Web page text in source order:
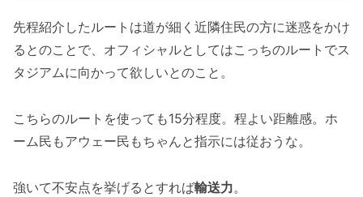
先程紹介したルートは道が細く近隣住民の方に迷惑をかけ
るとのことで、オフィシャルとしてはこっちのルートでス
タジアムに向かって欲しいとのこと。
こちらのルートを使っても15分程度。程よい距離感。ホ
ーム民もアウェー民もちゃんと指示には従おうな。
強いて不安点を挙げるとすれば輸送力。